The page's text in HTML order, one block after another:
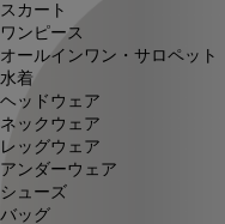
スカート
ワンピース
オールインワン・サロペット
水着
ヘッドウェア
ネックウェア
レッグウェア
アンダーウェア
シューズ
バッグ